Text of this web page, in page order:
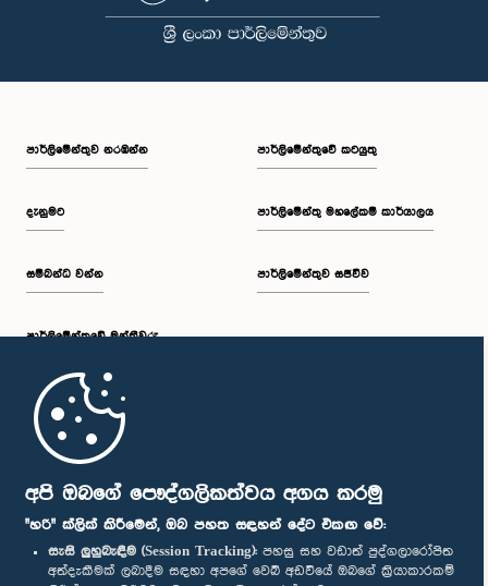
අපි ඔබගේ පෞද්ගලිකත්වය අගය කරමු
"හරි" ක්ලික් කිරීමෙන්, ඔබ පහත සඳහන් දේට එකඟ වේ:
සැසි ලුහුබැඳීම (Session Tracking): පහසු සහ වඩාත් පුද්ගලාරෝපිත
අත්දැකීමක් ලබාදීම සඳහා අපගේ වෙබ් අඩවියේ ඔබගේ ක්‍රියාකාරකම්
පාර්ලි‌මේන්තුව නරඹන්න
දැනුමට
සම්බන්ධ වන්න
පාර්ලි‌මේන්තුවේ මන්ත්‍රීවරු
මුල් පිටුව
පාර්ලිමේන්තුවේ කටයුතු
පාර්ලිමේන්තු මහලේකම් කාර්යාලය
පාර්ලිමේන්තුව සජීවීව
පාර්ලිමේන්තු ජංගම යෙදුම